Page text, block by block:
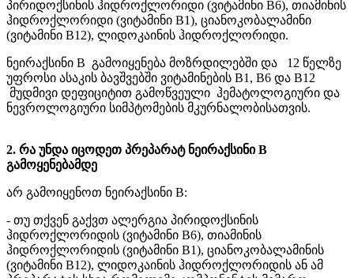
პირიდოქსინის ჰიდროქლორიდი (ვიტამინი B6), თიამინის
ჰიდროქლორიდი (ვიტამინი B1), ციანოკობალამინი
(ვიტამინი B12), ლიდოკაინის ჰიდროქლორიდი.
ნეირაქსინი B გამოიყენება მოზრდილებში და 12 წელზე
უფროსი ასაკის ბავშვებში ვიტამინების B1, B6 და B12
მუდმივი დეფიციტით გამოწვეული ჰემატოლოგიური და
ნევროლოგიური სიმპტომების მკურნალობისათვის.
2. რა უნდა იცოდეთ პრეპარატ ნეირაქსინი B
გამოყენებამდე
არ გამოიყენოთ ნეირაქსინი B:
- თუ თქვენ გაქვთ ალერგია პირიდოქსინის
ჰიდროქლორიდის (ვიტამინი B6), თიამინის
ჰიდროქლორიდის (ვიტამინი B1), ციანოკობალამინის
(ვიტამინი B12), ლიდოკაინის ჰიდროქლორიდის ან ამ